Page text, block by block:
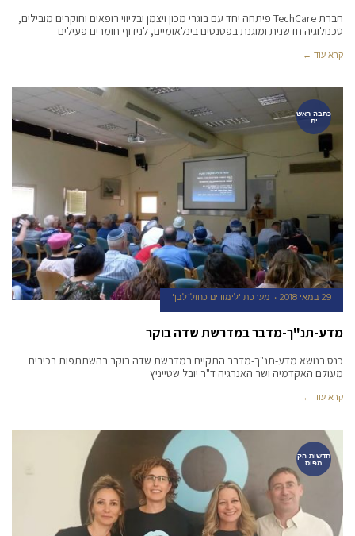
חברת TechCare פיתחה יחד עם בוגרי מכון ויצמן ובליווי רופאים וחוקרים מובילים,
טכנולוגיה חדשנית ומוגנת בפטנטים בינלאומיים, לנידוף חומרים פעילים
קרא עוד ←
כתבה ראש
ית
29 במאי 2018 מערכת 'לימודים כחול־לבן'
מדע-תנ"ך-מדבר במדרשת שדה בוקר
כנס בנושא מדע-תנ"ך-מדבר התקיים במדרשת שדה בוקר בהשתתפות בכירים
מעולם האקדמיה ושר האנרגיה ד"ר יובל שטייניץ
קרא עוד ←
חדשות הק
מפוס